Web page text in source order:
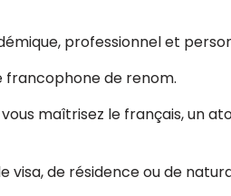
professionnel et
francophone de renom.
maîtrisez le français, un
visa, de résidence ou de